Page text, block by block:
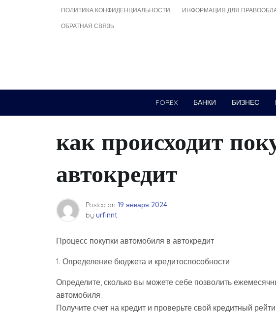
ПОЛИТИКА КОНФИДЕНЦИАЛЬНОСТИ ИНФОРМАЦИЯ ДЛЯ
ОБРАТНАЯ СВЯЗЬ
FOREX БАНКИ БИЗНЕС
как происходит
автокредит
Posted on 19 января 2024
by urfinnt
Процесс покупки автомобиля в автокредит
1. Определение бюджета и кредитоспособности
Определите, сколько вы можете себе позволить
автомобиля.
Получите счет на кредит и проверьте свой кредитный